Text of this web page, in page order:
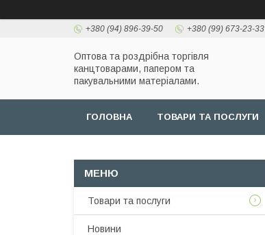
+380 (94) 896-39-50 +380 (99) 673-23-33
Оптова та роздрібна торгівля
канцтоварами, папером та
пакувальними матеріалами.
ГОЛОВНА ТОВАРИ ТА ПОСЛУГИ
Товари та послуги
Новини